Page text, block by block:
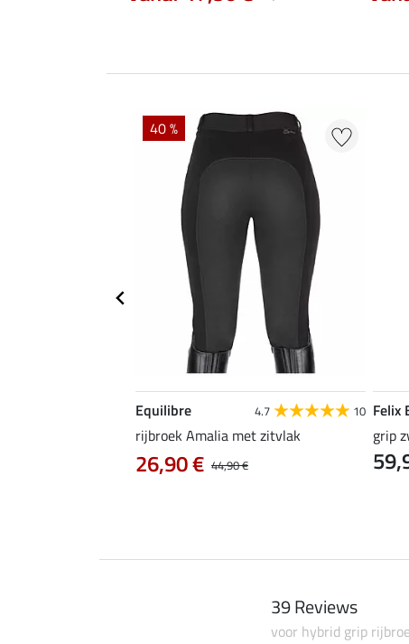
40 %
Equilibre 4.7 10
rijbroek Amalia met zitvlak
44,90 €
26,90 €
Felix
grip
39 Reviews
voor hybrid grip